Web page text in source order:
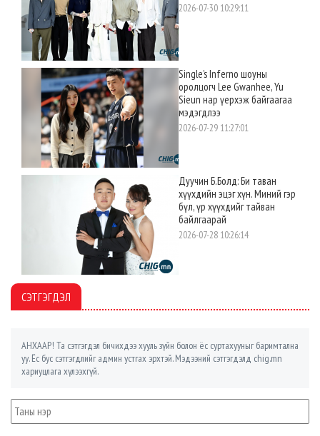
2026-07-30 10:29:11
Single’s Inferno шоуны
оролцогч Lee Gwanhee, Yu
Sieun нар үерхэж байгаагаа
мэдэгдлээ
2026-07-29 11:27:01
Дуучин Б.Болд: Би таван
хүүхдийн эцэг хүн. Миний гэр
бүл, үр хүүхдийг тайван
байлгаарай
2026-07-28 10:26:14
СЭТГЭГДЭЛ
АНХААР! Та сэтгэгдэл бичихдээ хууль зүйн болон ёс суртахууныг баримтална
уу. Ёс бус сэтгэгдлийг админ устгах эрхтэй. Мэдээний сэтгэгдэлд chig.mn
хариуцлага хүлээхгүй.